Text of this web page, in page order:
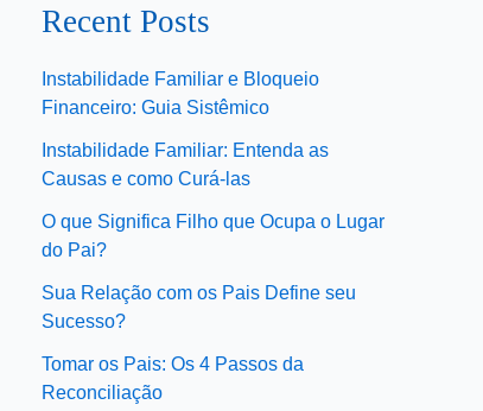
Recent Posts
Instabilidade Familiar e Bloqueio
Financeiro: Guia Sistêmico
Instabilidade Familiar: Entenda as
Causas e como Curá-las
O que Significa Filho que Ocupa o Lugar
do Pai?
Sua Relação com os Pais Define seu
Sucesso?
Tomar os Pais: Os 4 Passos da
Reconciliação